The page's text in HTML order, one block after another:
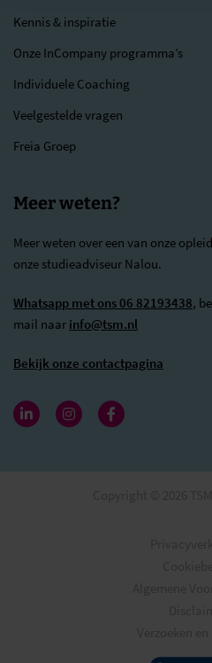
Kennis & inspiratie
Onze InCompany programma’s
Individuele Coaching
Veelgestelde vragen
Freia Groep
Meer weten?
Meer weten over een van onze
onze studieadviseur Nalou.
Whatsapp met ons 06 82193438,
mail naar info@tsm.nl
Bekijk onze contactpagina